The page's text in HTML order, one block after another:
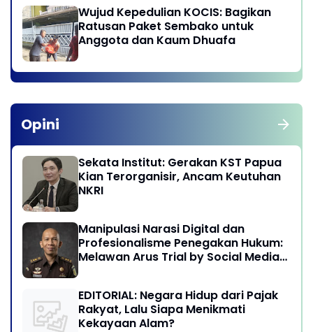
Wujud Kepedulian KOCIS: Bagikan
Ratusan Paket Sembako untuk
Anggota dan Kaum Dhuafa
Opini
Sekata Institut: Gerakan KST Papua
Kian Terorganisir, Ancam Keutuhan
NKRI
Manipulasi Narasi Digital dan
Profesionalisme Penegakan Hukum:
Melawan Arus Trial by Social Media
EDITORIAL: Negara Hidup dari Pajak
Rakyat, Lalu Siapa Menikmati
Kekayaan Alam?